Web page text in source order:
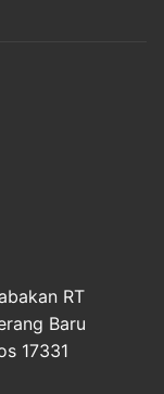
RT
Baru
17331